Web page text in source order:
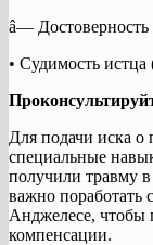
â— Достоверность
• Судимость
Для подачи иска о
специальные
получили травму в
важно поработать
Анджелесе, чтобы
компенсации.